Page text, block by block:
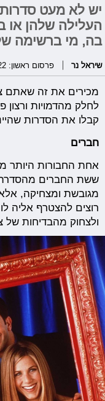
יש לא מעט סדרות
העלילה שלהן או
בה, מי ברשימה
שיראל נר פרסום ראשון: 27/11/2022, 13:00
מכירים את זה שאתם
לחלק מהדמויות
קבלו את הסדרות
חברים
אחת החבורות היותר
ששת החברים
מגובשת ומצחיקה,
רוצים להצטרף אליה לו
ולצחוק מהבדיחות של